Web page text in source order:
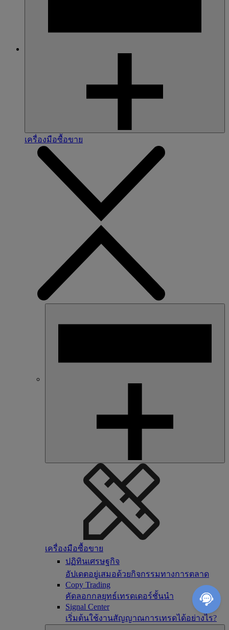
เครื่องมือซื้อขาย
เครื่องมือซื้อขาย
ปฏิทินเศรษฐกิจ
อัปเดตอยู่เสมอด้วยกิจกรรมทางการตลาด
Copy Trading
คัดลอกกลยุทธ์เทรดเดอร์ชั้นนำ
Signal Center
เริ่มต้นใช้งานสัญญาณการเทรดได้อย่างไร?